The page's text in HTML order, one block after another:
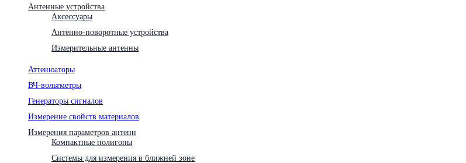
Антенные устройства
Аксессуары
Антенно-поворотные устройства
Измерительные антенны
Аттенюаторы
ВЧ-вольтметры
Генераторы сигналов
Измерение свойств материалов
Измерения параметров антенн
Компактные полигоны
Системы для измерения в ближней зоне